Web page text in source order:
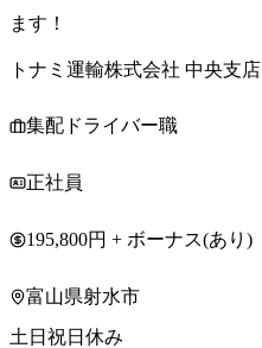
ます！
トナミ運輸株式会社 中央支店
集配ドライバー職
正社員
195,800円 + ボーナス(あり)
富山県射水市
土日祝日休み